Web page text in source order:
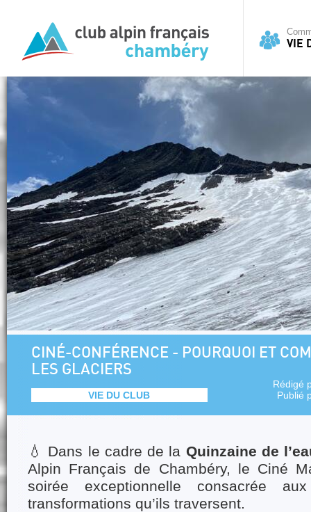
VIE
CINÉ-CONFÉRENCE - POURQUOI ET
LES GLACIERS
VIE DU CLUB
Rédigé
Publié
💧 Dans le cadre de la Quinzaine de
Alpin Français de Chambéry, le Ciné
soirée exceptionnelle consacrée
transformations qu’ils traversent.